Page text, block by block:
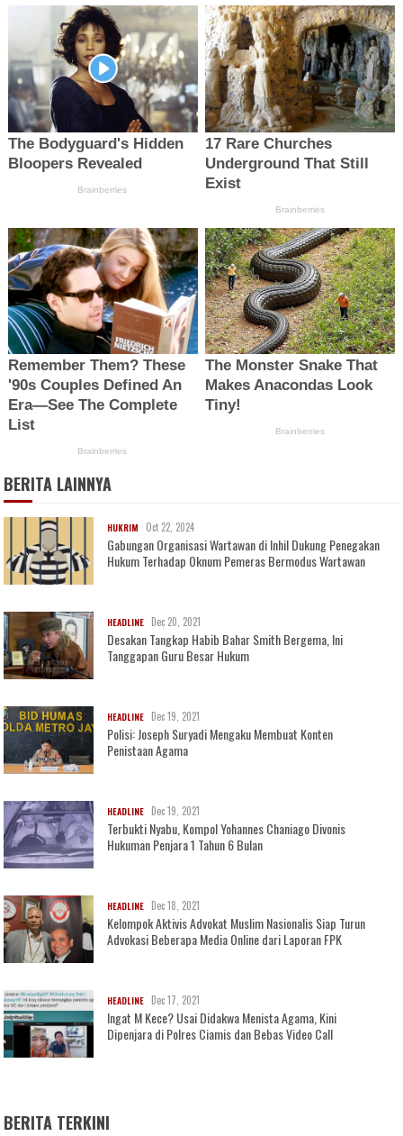
BERITA LAINNYA
HUKRIM Oct 22, 2024
Gabungan Organisasi Wartawan di Inhil Dukung Penegakan
Hukum Terhadap Oknum Pemeras Bermodus Wartawan
HEADLINE Dec 20, 2021
Desakan Tangkap Habib Bahar Smith Bergema, Ini
Tanggapan Guru Besar Hukum
HEADLINE Dec 19, 2021
Polisi: Joseph Suryadi Mengaku Membuat Konten
Penistaan Agama
HEADLINE Dec 19, 2021
Terbukti Nyabu, Kompol Yohannes Chaniago Divonis
Hukuman Penjara 1 Tahun 6 Bulan
HEADLINE Dec 18, 2021
Kelompok Aktivis Advokat Muslim Nasionalis Siap Turun
Advokasi Beberapa Media Online dari Laporan FPK
HEADLINE Dec 17, 2021
Ingat M Kece? Usai Didakwa Menista Agama, Kini
Dipenjara di Polres Ciamis dan Bebas Video Call
BERITA TERKINI